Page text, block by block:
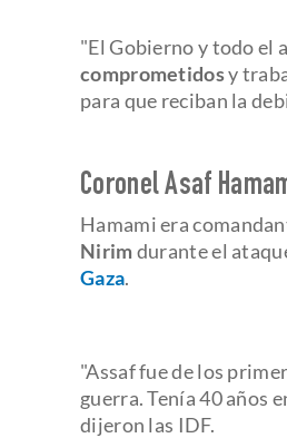
"El Gobierno y todo el
comprometidosy
para que reciban la
Coronel Asaf
Hamami era
Nirimdurante el
Gaza.
"Assaf fue de los
guerra. Tenía 40 años
dijeron las IDF.